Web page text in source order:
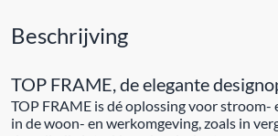
Beschrijving
TOP FRAME, de elegante
TOP FRAME is dé oplossing voor
in de woon- en werkomgeving, zoals in